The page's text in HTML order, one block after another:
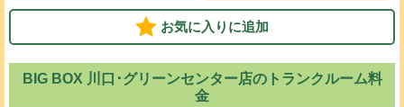
お気に入りに追加
BIG BOX 川口･グリーンセンター店のトランクルーム料
金